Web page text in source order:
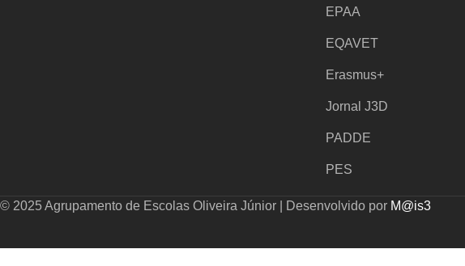
EPAA
EQAVET
Erasmus+
Jornal J3D
PADDE
PES
© 2025 Agrupamento de Escolas Oliveira Júnior | Desenvolvido por M@is3